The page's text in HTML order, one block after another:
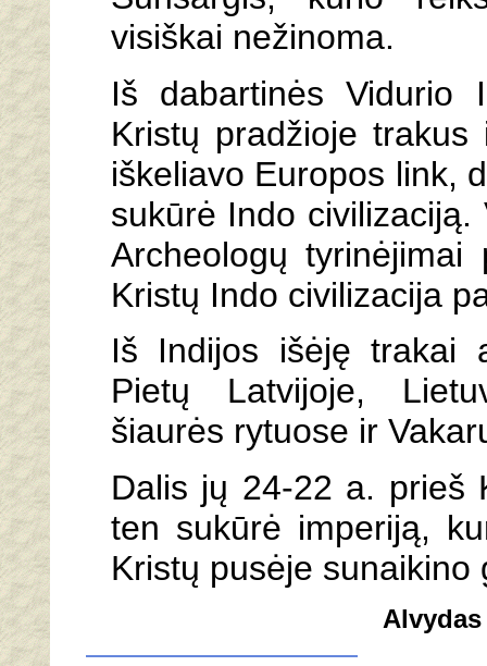
visiškai nežinoma.
Iš dabartinės Vidurio
Kristų pradžioje
iškeliavo Europos link,
sukūrė Indo
Archeologų
Kristų Indo civilizacija
Iš Indijos išėję trakai
Pietų Latvijoje,
šiaurės rytuose ir
Dalis jų 24-22 a. prieš
ten sukūrė imperiją,
Kristų pusėje